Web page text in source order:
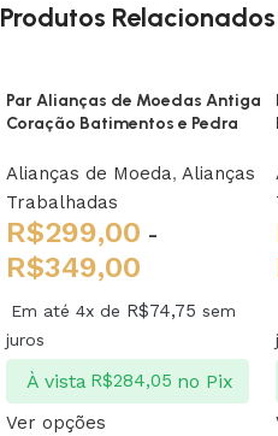
Produtos Relacionados
Par Alianças de Moedas Antiga
Coração Batimentos e Pedra
Alianças de Moeda, Alianças
Trabalhadas
R$299,00 -
R$349,00
Em até 4x de R$74,75 sem
juros
À vista R$284,05 no Pix
Ver opções